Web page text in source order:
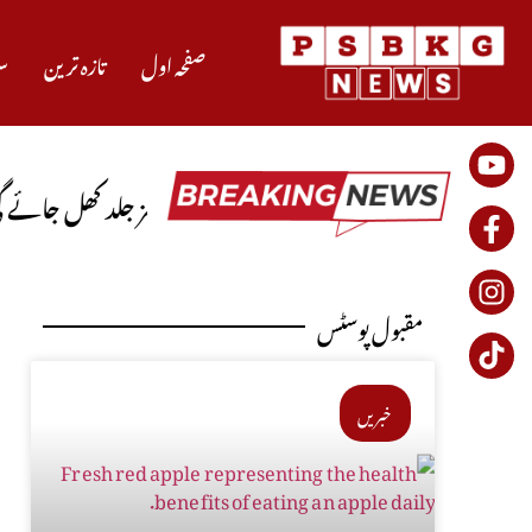
تازہ ترین صفحہ اول
کامیاب ہوں گے، آبنائے ہرمز جلد کھل جائے گی
مقبول پوسٹس
خبریں